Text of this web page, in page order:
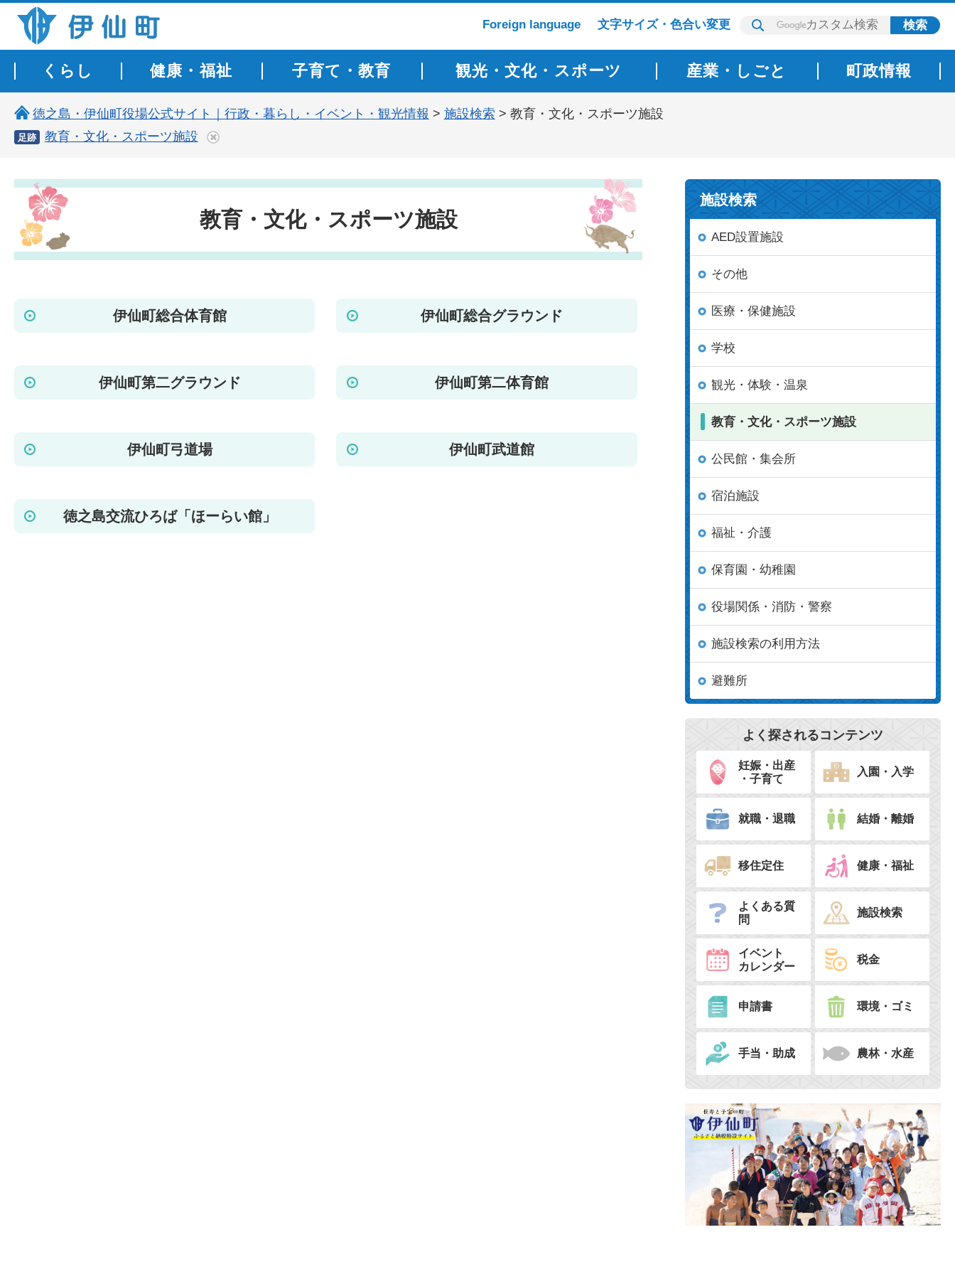
伊仙町 健康・長寿と子宝の町 Foreign language 文字サイズ・色合い変更
くらし 健康・福祉 子育て・教育 観光・文化・スポーツ 産業・しごと 町政情報
徳之島・伊仙町役場公式サイト｜行政・暮らし・イベント・観光情報 > 施設検索 > 教育・文化・スポーツ施設
足跡 教育・文化・スポーツ施設
教育・文化・スポーツ施設
伊仙町総合体育館 伊仙町総合グラウンド
伊仙町第二グラウンド 伊仙町第二体育館
伊仙町弓道場 伊仙町武道館
徳之島交流ひろば「ほーらい館」
施設検索
AED設置施設
その他
医療・保健施設
学校
観光・体験・温泉
教育・文化・スポーツ施設
公民館・集会所
宿泊施設
福祉・介護
保育園・幼稚園
役場関係・消防・警察
施設検索の利用方法
避難所
よく探されるコンテンツ
妊娠・出産
・子育て
入園・入学
就職・退職 結婚・離婚
移住定住 健康・福祉
よくある質
問
施設検索
イベント
カレンダー
税金
申請書 環境・ゴミ
手当・助成 農林・水産